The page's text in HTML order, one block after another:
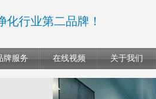
化行业第二品牌！
牌服务 在线视频 关于我们